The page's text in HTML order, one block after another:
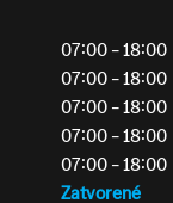
07:00 – 18:00
07:00 – 18:00
07:00 – 18:00
07:00 – 18:00
07:00 – 18:00
Zatvorené